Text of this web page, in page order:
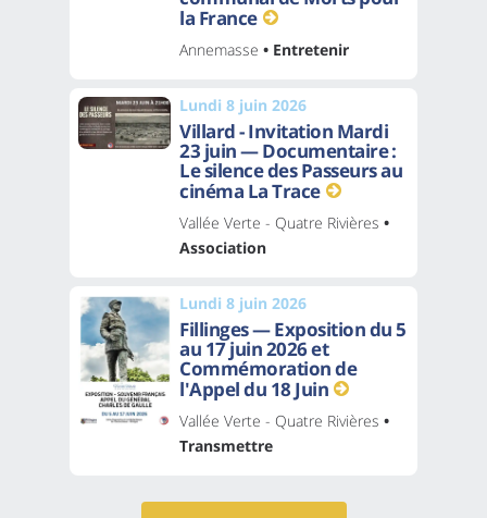
la France
Annemasse • Entretenir
Lundi 8 juin 2026
Villard - Invitation Mardi
23 juin — Documentaire :
Le silence des Passeurs au
cinéma La Trace
Vallée Verte - Quatre Rivières •
Association
Lundi 8 juin 2026
Fillinges — Exposition du 5
au 17 juin 2026 et
Commémoration de
l'Appel du 18 Juin
Vallée Verte - Quatre Rivières •
Transmettre